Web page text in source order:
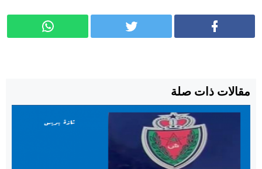
مقالات ذات صلة